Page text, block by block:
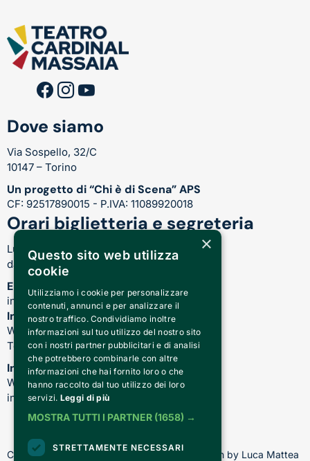
Dove siamo
Via Sospello, 32/C
10147 – Torino
Un progetto di “Chi è di Scena” APS
CF: 92517890015 - P.IVA: 11089920018
Orari biglietteria e segreteria
Lunedì-Venerdì:
dalle 17.00 alle 21.00
Email
info@teatrocardinalmassaia.com
Informazioni su spettacoli e teatro
WhatsApp: 344 410 4477
Telefono: 011 221 6128
Informazioni sui nostri corsi
WhatsApp: 392 150 5130 -
info@chiediscena.torino.it
Copyright © 2026 - All rights reserved - Design by Luca Mattea
×
Questo sito web utilizza
cookie
Utilizziamo i cookie per personalizzare
contenuti, annunci e per analizzare il
nostro traffico. Condividiamo inoltre
informazioni sul tuo utilizzo del nostro sito
con i nostri partner pubblicitari e di analisi
che potrebbero combinarle con altre
informazioni che hai fornito loro o che
hanno raccolto dal tuo utilizzo dei loro
servizi. Leggi di più
MOSTRA TUTTI I PARTNER (1658) →
STRETTAMENTE NECESSARI